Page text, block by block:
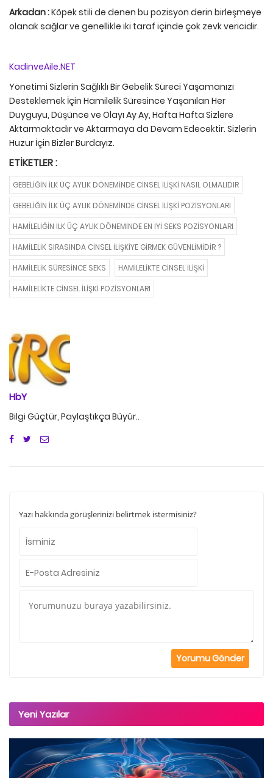
Arkadan :Köpek stili de denen bu pozisyon derin birleşmeye
olanak sağlar ve genellikle iki taraf içinde çok zevk vericidir.
KadinveAile.NET
Yönetimi Sizlerin Sağlıklı Bir Gebelik Süreci Yaşamanızı
Desteklemek İçin Hamilelik Süresince Yaşanılan Her
Duyguyu, Düşünce ve Olayı Ay Ay, Hafta Hafta Sizlere
Aktarmaktadır ve Aktarmaya da Devam Edecektir. Sizlerin
Huzur İçin Bizler Burdayız.
ETIKETLER :
GEBELIĞIN İLK ÜÇ AYLIK DÖNEMINDE CINSEL İLIŞKI NASIL OLMALIDIR
GEBELIĞIN İLK ÜÇ AYLIK DÖNEMINDE CINSEL İLIŞKI POZISYONLARI
HAMILELIĞIN İLK ÜÇ AYLIK DÖNEMINDE EN İYI SEKS POZISYONLARI
HAMILELIK SIRASINDA CINSEL ILIŞKIYE GIRMEK GÜVENLIMIDIR ?
HAMILELIK SÜRESINCE SEKS
HAMILELIKTE CINSEL İLIŞKI
HAMILELIKTE CINSEL İLIŞKI POZISYONLARI
HbY
Bilgi Güçtür, Paylaştıkça Büyür..
Yazı hakkında görüşlerinizi belirtmek istermisiniz?
Yeni Yazılar